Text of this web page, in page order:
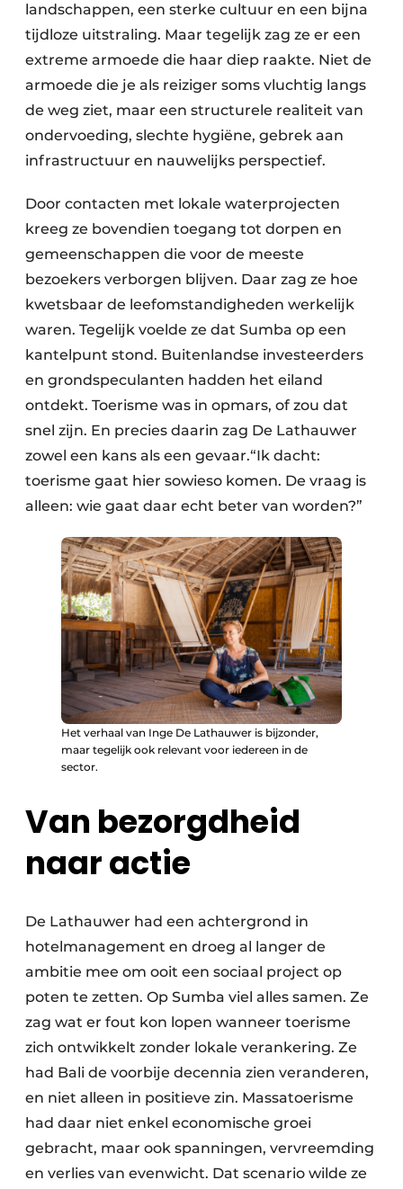
landschappen, een sterke cultuur en een bijna
tijdloze uitstraling. Maar tegelijk zag ze er een
extreme armoede die haar diep raakte. Niet de
armoede die je als reiziger soms vluchtig langs
de weg ziet, maar een structurele realiteit van
ondervoeding, slechte hygiëne, gebrek aan
infrastructuur en nauwelijks perspectief.
Door contacten met lokale waterprojecten
kreeg ze bovendien toegang tot dorpen en
gemeenschappen die voor de meeste
bezoekers verborgen blijven. Daar zag ze hoe
kwetsbaar de leefomstandigheden werkelijk
waren. Tegelijk voelde ze dat Sumba op een
kantelpunt stond. Buitenlandse investeerders
en grondspeculanten hadden het eiland
ontdekt. Toerisme was in opmars, of zou dat
snel zijn. En precies daarin zag De Lathauwer
zowel een kans als een gevaar.“Ik dacht:
toerisme gaat hier sowieso komen. De vraag is
alleen: wie gaat daar echt beter van worden?”
Het verhaal van Inge De Lathauwer is bijzonder,
maar tegelijk ook relevant voor iedereen in de
sector.
Van bezorgdheid
naar actie
De Lathauwer had een achtergrond in
hotelmanagement en droeg al langer de
ambitie mee om ooit een sociaal project op
poten te zetten. Op Sumba viel alles samen. Ze
zag wat er fout kon lopen wanneer toerisme
zich ontwikkelt zonder lokale verankering. Ze
had Bali de voorbije decennia zien veranderen,
en niet alleen in positieve zin. Massatoerisme
had daar niet enkel economische groei
gebracht, maar ook spanningen, vervreemding
en verlies van evenwicht. Dat scenario wilde ze